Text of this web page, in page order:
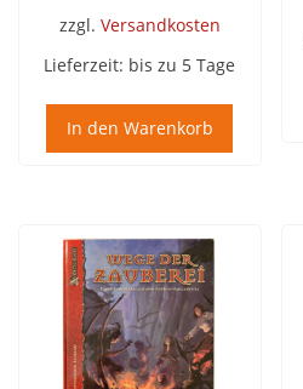
zzgl. Versandkosten
Lieferzeit: bis zu 5 Tage
In den Warenkorb